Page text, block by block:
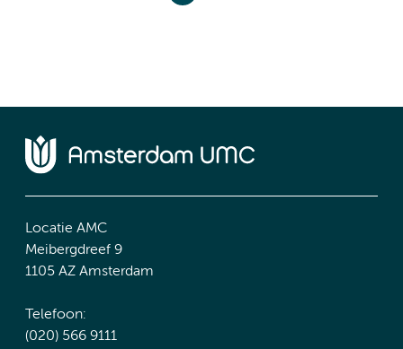
Locatie AMC
Meibergdreef 9
1105 AZ Amsterdam
Telefoon:
(020) 566 9111